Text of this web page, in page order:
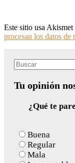
Este sitio usa
procesan los datos de
Search
Tu opinión
¿Qué te
Buena
Regular
Mala